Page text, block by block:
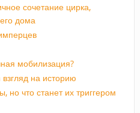
сочетание цирка,
дома
мобилизация?
на историю
что станет их триггером